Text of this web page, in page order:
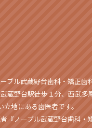
ブル武蔵野台歯科・矯正歯
蔵野台駅徒歩１分、西武多
地にある歯医者です。
『ノーブル武蔵野台歯科・